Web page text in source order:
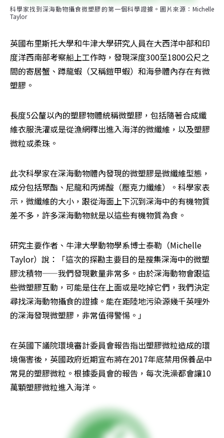
科學家找到深海動物攝食微塑膠的第一個科學證據。圖片來源：Michelle
Taylor
英國布里斯托大學和牛津大學研究人員在大西洋中部和印
度洋西南部考察船上工作時，發現深度300至1800公尺之
間的寄居蟹、蹲龍蝦（又稱鎧甲蝦）和海參體內存在有微
塑膠。
長度5公釐以內的塑膠物體統稱微塑膠，包括隨著合成纖
維衣服洗濯或是從漁網釋出進入海洋的微纖維，以及塑膠
微粒或柔珠。
此次科學家在深海動物體內發現的微塑膠是微纖維型態，
成分包括聚酯、尼龍和丙烯酸（壓克力纖維）。科學家表
示，微纖維的大小，跟從海面上下沉到深海中的有機物質
差不多，許多深海動物就是以這些有機物質為食。
研究主要作者、牛津大學動物學系博士泰勒（Michelle
Taylor）說：「這次的探勘主要目的是搜集深海中的微塑
膠沈積物——我們發現數量非常多。由於深海動物會跟這
些微塑膠互動，可能是住在上面或是吃掉它們，我們決定
尋找深海動物攝食的證據。能在距陸地污染源幾千英哩外
的深海發現微塑膠，非常值得警惕。」
在英國下議院環境審計委員會報告指出塑膠微粒造成的環
境傷害後，英國政府近期宣布將在2017年底禁用保養品中
常見的塑膠微粒。根據委員會的報告，每次洗澡都會讓10
萬顆塑膠微粒進入海洋。